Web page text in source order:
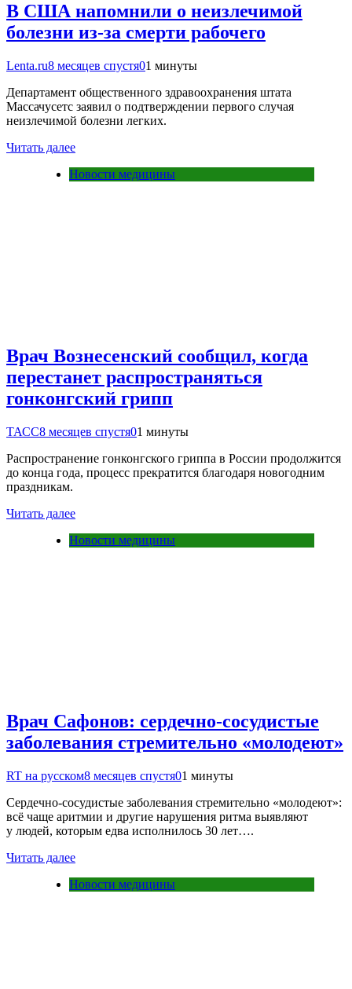
В США напомнили о неизлечимой
болезни из-за смерти рабочего
Lenta.ru8 месяцев спустя01 минуты
Департамент общественного здравоохранения штата
Массачусетс заявил о подтверждении первого случая
неизлечимой болезни легких.
Читать далее
Новости медицины
Врач Вознесенский сообщил, когда
перестанет распространяться
гонконгский грипп
ТАСС8 месяцев спустя01 минуты
Распространение гонконгского гриппа в России продолжится
до конца года, процесс прекратится благодаря новогодним
праздникам.
Читать далее
Новости медицины
Врач Сафонов: сердечно-сосудистые
заболевания стремительно «молодеют»
RT на русском8 месяцев спустя01 минуты
Сердечно-сосудистые заболевания стремительно «молодеют»:
всё чаще аритмии и другие нарушения ритма выявляют
у людей, которым едва исполнилось 30 лет….
Читать далее
Новости медицины